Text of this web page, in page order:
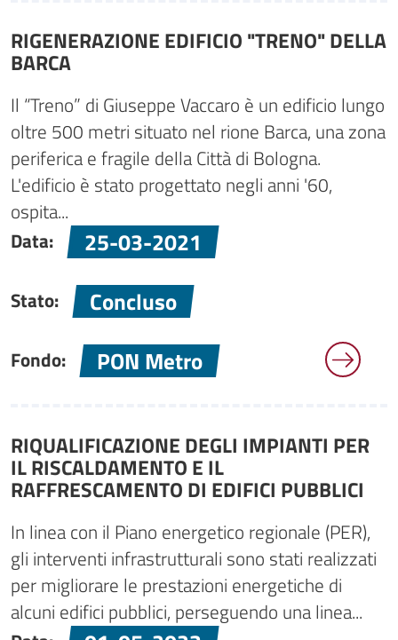
RIGENERAZIONE EDIFICIO "TRENO" DELLA
BARCA
Il “Treno” di Giuseppe Vaccaro è un edificio lungo
oltre 500 metri situato nel rione Barca, una zona
periferica e fragile della Città di Bologna.
L'edificio è stato progettato negli anni '60,
ospita...
Data:
25-03-2021
Stato: Concluso
Fondo: PON Metro
RIQUALIFICAZIONE DEGLI IMPIANTI PER
IL RISCALDAMENTO E IL
RAFFRESCAMENTO DI EDIFICI PUBBLICI
In linea con il Piano energetico regionale (PER),
gli interventi infrastrutturali sono stati realizzati
per migliorare le prestazioni energetiche di
alcuni edifici pubblici, perseguendo una linea...